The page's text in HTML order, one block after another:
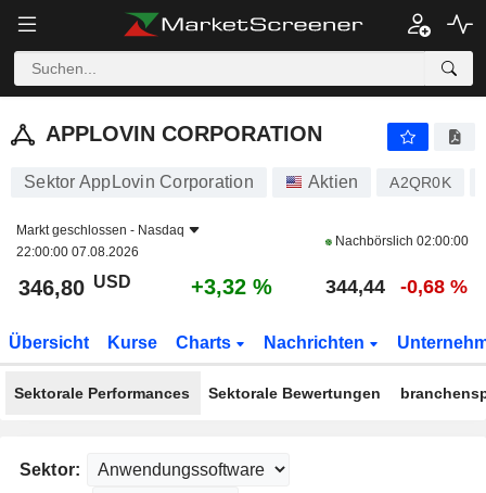
APPLOVIN CORPORATION
APPLOVIN CORPORATION
Sektor AppLovin Corporation Aktien A2QR0K
Markt geschlossen - Nasdaq
22:00:00 07.08.2026
Nachbörslich 02:00:00
346,80 USD +3,32 % 344,44 -0,68 %
Übersicht Kurse Charts Nachrichten
Sektorale Performances Sektorale Bewertungen
Sektor: